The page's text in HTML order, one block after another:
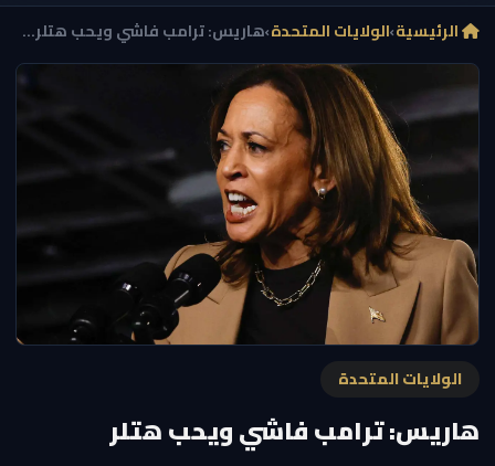
الرئيسية›الولايات المتحدة›هاريس: ترامب فاشي ويحب هتلر...
الولايات المتحدة
هاريس: ترامب فاشي ويحب هتلر